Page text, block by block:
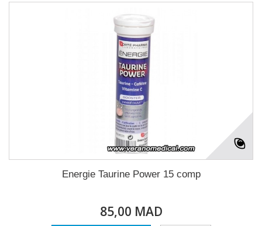
Energie Taurine Power 15 comp
85,00 MAD